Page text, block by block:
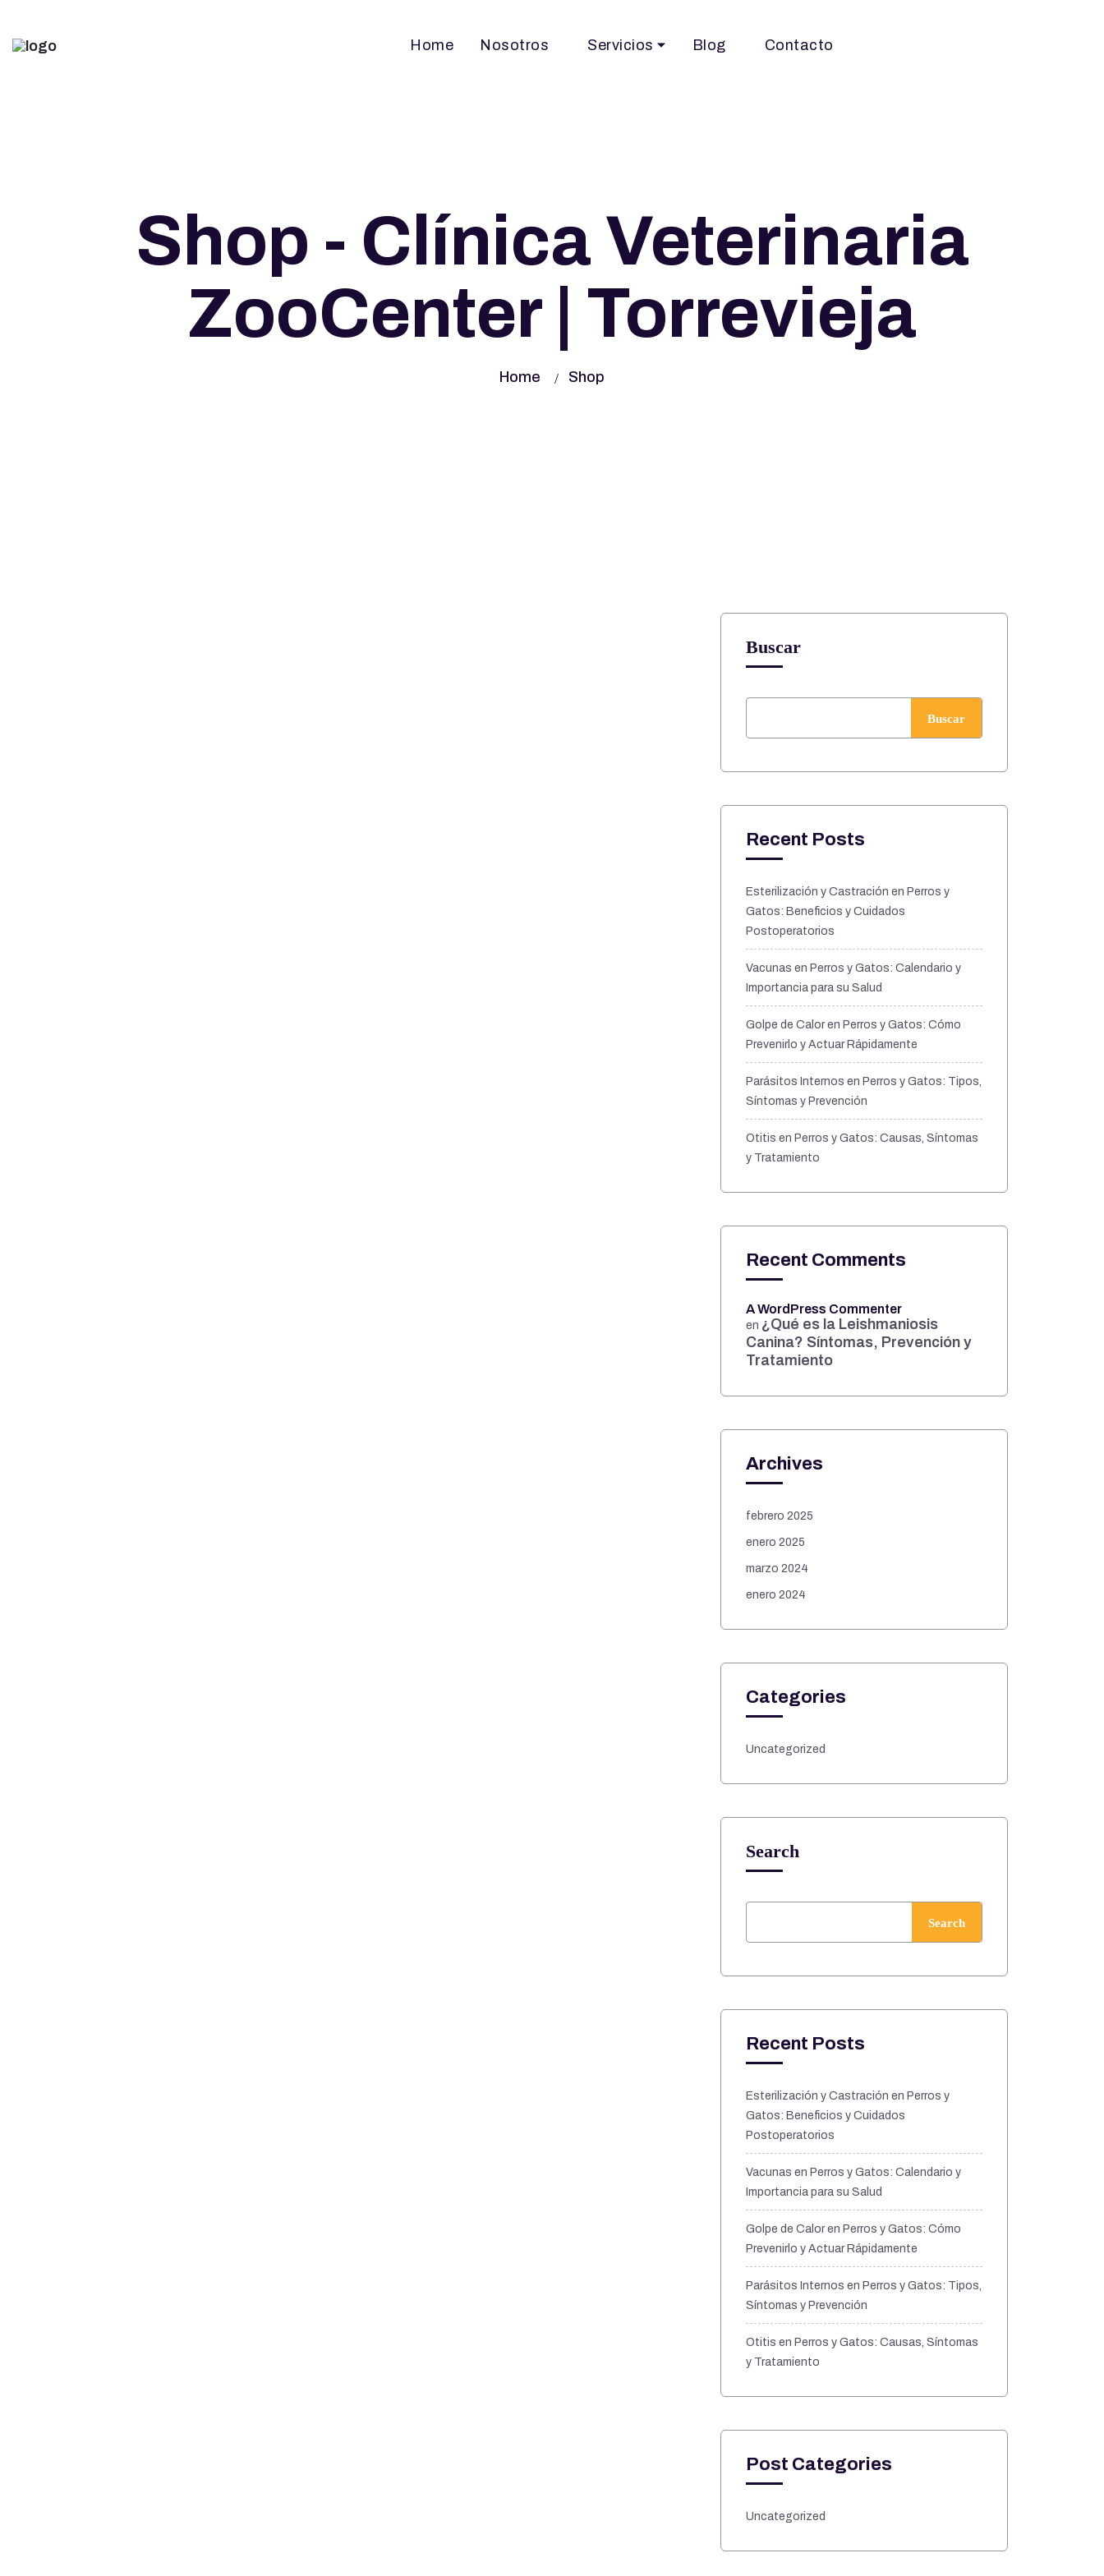
Home Nosotros Servicios Blog Contacto
Shop - Clínica Veterinaria
ZooCenter | Torrevieja
Home Shop
Buscar
Buscar
Recent Posts
Esterilización y Castración en Perros y
Gatos: Beneficios y Cuidados
Postoperatorios
Vacunas en Perros y Gatos: Calendario y
Importancia para su Salud
Golpe de Calor en Perros y Gatos: Cómo
Prevenirlo y Actuar Rápidamente
Parásitos Internos en Perros y Gatos: Tipos,
Síntomas y Prevención
Otitis en Perros y Gatos: Causas, Síntomas
y Tratamiento
Recent Comments
A WordPress Commenter
en ¿Qué es la Leishmaniosis
Canina? Síntomas, Prevención y
Tratamiento
Archives
febrero 2025
enero 2025
marzo 2024
enero 2024
Categories
Uncategorized
Search
Search
Recent Posts
Esterilización y Castración en Perros y
Gatos: Beneficios y Cuidados
Postoperatorios
Vacunas en Perros y Gatos: Calendario y
Importancia para su Salud
Golpe de Calor en Perros y Gatos: Cómo
Prevenirlo y Actuar Rápidamente
Parásitos Internos en Perros y Gatos: Tipos,
Síntomas y Prevención
Otitis en Perros y Gatos: Causas, Síntomas
y Tratamiento
Post Categories
Uncategorized